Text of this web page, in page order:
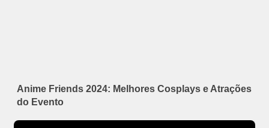
Anime Friends 2024: Melhores Cosplays e Atrações
do Evento